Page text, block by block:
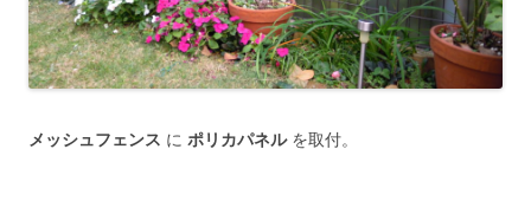
メッシュフェンス に ポリカパネルを取付。